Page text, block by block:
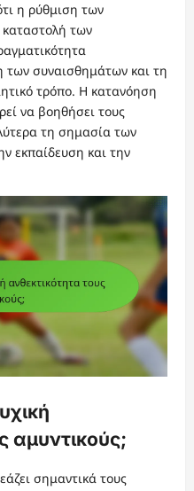
η ρύθμιση των
των
των συναισθημάτων και τη
τρόπο. Η κατανόηση
να βοηθήσει τους
τη σημασία των
εκπαίδευση και την
αμυντικούς;
σημαντικά τους